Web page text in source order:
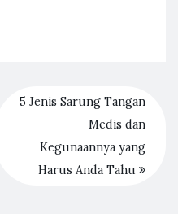
5 Jenis Sarung Tangan
Medis dan
Kegunaannya yang
Harus Anda Tahu